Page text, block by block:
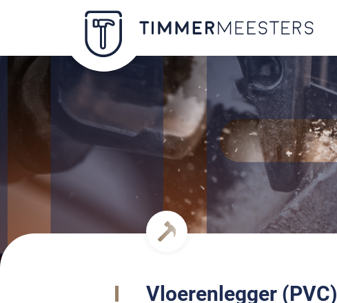
Vloerenlegger (PVC)